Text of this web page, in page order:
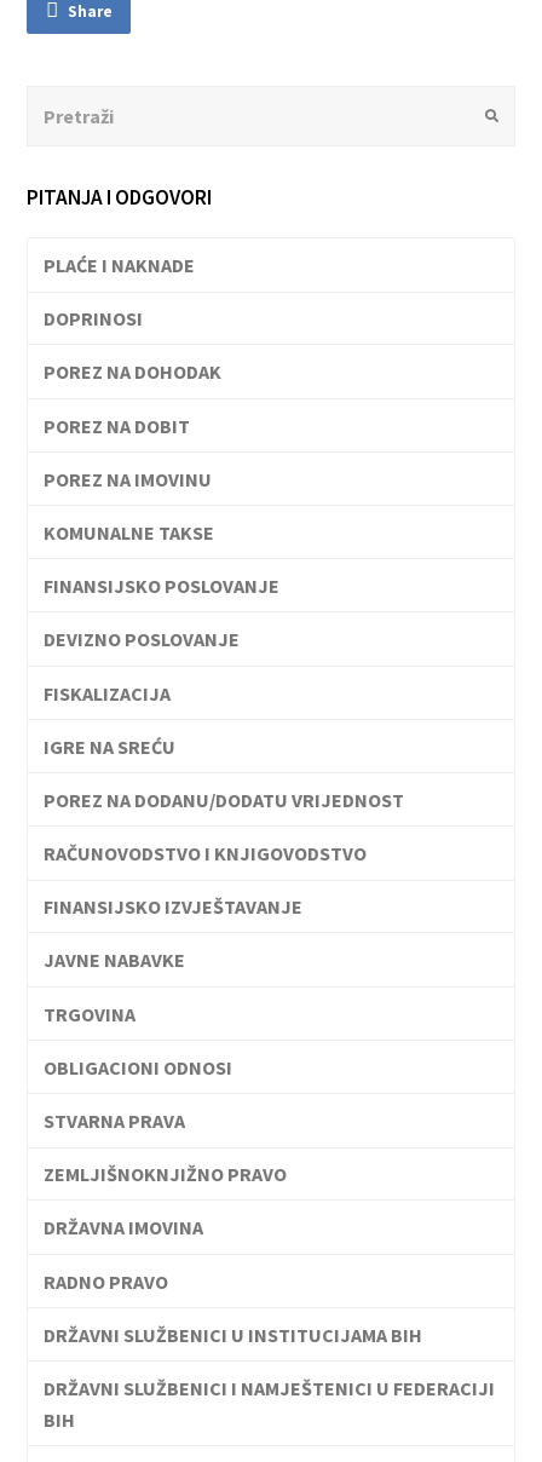
Share
Submit
PITANJA I ODGOVORI
PLAĆE I NAKNADE
DOPRINOSI
POREZ NA DOHODAK
POREZ NA DOBIT
POREZ NA IMOVINU
KOMUNALNE TAKSE
FINANSIJSKO POSLOVANJE
DEVIZNO POSLOVANJE
FISKALIZACIJA
IGRE NA SREĆU
POREZ NA DODANU/DODATU VRIJEDNOST
RAČUNOVODSTVO I KNJIGOVODSTVO
FINANSIJSKO IZVJEŠTAVANJE
JAVNE NABAVKE
TRGOVINA
OBLIGACIONI ODNOSI
STVARNA PRAVA
ZEMLJIŠNOKNJIŽNO PRAVO
DRŽAVNA IMOVINA
RADNO PRAVO
DRŽAVNI SLUŽBENICI U INSTITUCIJAMA BIH
DRŽAVNI SLUŽBENICI I NAMJEŠTENICI U FEDERACIJI
BIH